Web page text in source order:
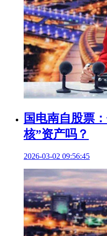
国电南自股票
核”资产吗？
2026-03-02 09:56:45